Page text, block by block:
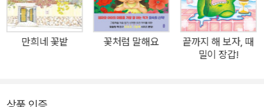
다. 사람들의 관심을 한 몸에 받던 말은 다리를 다치자 심술궂은
주인의 욕설과 매질을 견디며 관광 마차를 끄는 신세가 됩니다.
실험실에서 평생을 살아온 개는 눈이 멀고 몸이 약해지자 마지막
주사를 기다리는 처지에 놓이지요. 좁은 닭장에 갇혀 밤낮없이 알
만희네 꽃밭 꽃처럼 말해요
끝까지 해 보자, 때
밀이 장갑!